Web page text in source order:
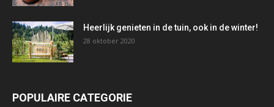
Heerlijk genieten in de tuin, ook in de winter!
28 oktober 2020
POPULAIRE CATEGORIE